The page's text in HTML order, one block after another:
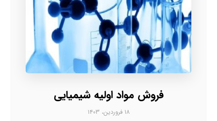
فروش مواد اولیه شیمیایی
۱۸ فروردین، ۱۴۰۳